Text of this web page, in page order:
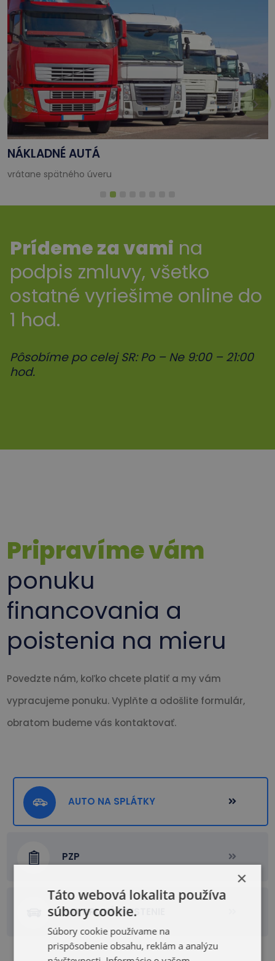
NÁKLADNÉ AUTÁ
vrátane spätného úveru
Prídeme za vami na
podpis zmluvy, všetko
ostatné vyriešime online do
1 hod.
Pôsobíme po celej SR: Po – Ne 9:00 – 21:00
hod.
Pripravíme vám
ponuku
financovania a
poistenia na mieru
Povedzte nám, koľko chcete platiť a my vám
vypracujeme ponuku. Vyplňte a odošlite formulár,
obratom budeme vás kontaktovať.
AUTO NA SPLÁTKY
PZP
HAVARIJNÉ POISTENIE
×
Táto webová lokalita používa
súbory cookie.
Súbory cookie používame na
prispôsobenie obsahu, reklám a analýzu